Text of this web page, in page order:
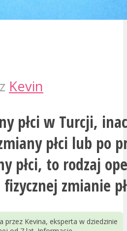
Kevin
płci w Turcji,
płci lub po
płci, to rodzaj
zmianie
przez Kevina, eksperta w dziedzinie